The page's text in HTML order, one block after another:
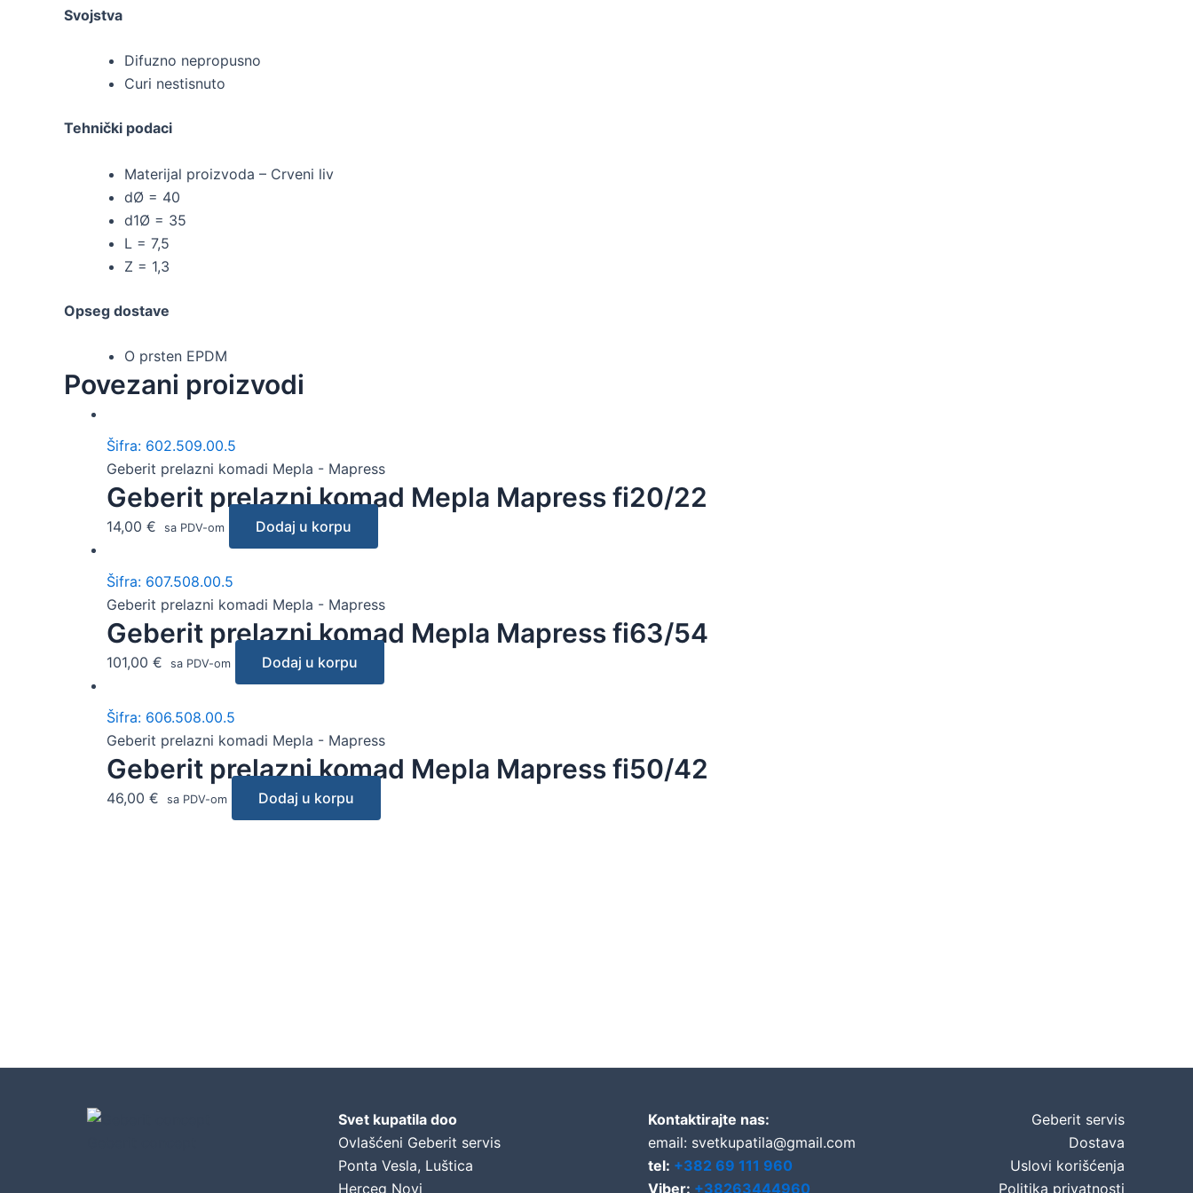
Svojstva
Difuzno nepropusno
Curi nestisnuto
Tehnički podaci
Materijal proizvoda – Crveni liv
dØ = 40
d1Ø = 35
L = 7,5
Z = 1,3
Opseg dostave
O prsten EPDM
Povezani proizvodi
Šifra: 602.509.00.5
Geberit prelazni komadi Mepla - Mapress
Geberit prelazni komad Mepla Mapress fi20/22
14,00 € sa PDV-om Dodaj u korpu
Šifra: 607.508.00.5
Geberit prelazni komadi Mepla - Mapress
Geberit prelazni komad Mepla Mapress fi63/54
101,00 € sa PDV-om Dodaj u korpu
Šifra: 606.508.00.5
Geberit prelazni komadi Mepla - Mapress
Geberit prelazni komad Mepla Mapress fi50/42
46,00 € sa PDV-om Dodaj u korpu
Svet kupatila doo
Ovlašćeni Geberit servis
Ponta Vesla, Luštica
Herceg Novi
Kontaktirajte nas:
email: svetkupatila@gmail.com
tel: +382 69 111 960
Viber: +38263444960
Geberit servis
Dostava
Uslovi korišćenja
Politika privatnosti